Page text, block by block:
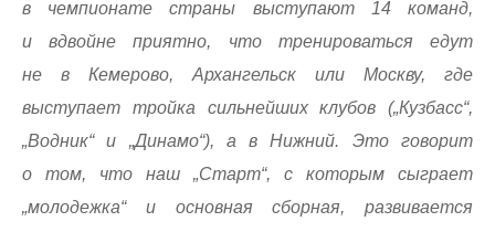
в чемпионате страны выступают 14 команд,
и вдвойне приятно, что тренироваться едут
не в Кемерово, Архангельск или Москву, где
выступает тройка сильнейших клубов („Кузбасс“,
„Водник“ и „Динамо“), а в Нижний. Это говорит
о том, что наш „Старт“, с которым сыграет
„молодежка“ и основная сборная, развивается